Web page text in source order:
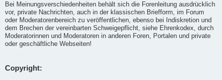
Bei Meinungsverschiedenheiten behält sich die Forenleitung ausdrücklich
vor, private Nachrichten, auch in der klassischen Briefform, im Forum
oder Moderatorenbereich zu veröffentlichen, ebenso bei Indiskretion und
dem Brechen der vereinbarten Schweigepflicht, siehe Ehrenkodex, durch
Moderatorinnen und Moderatoren in anderen Foren, Portalen und private
oder geschäftliche Webseiten!
Copyright: